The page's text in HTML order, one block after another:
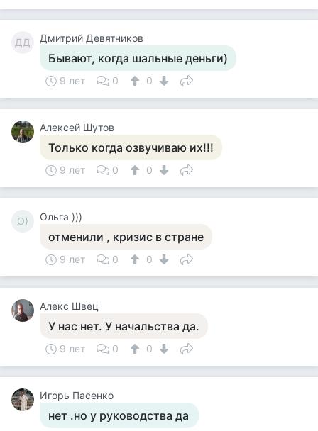
ДД Дмитрий Девятников
Бывают, когда шальные деньги)
9 лет 0 0
Алексей Шутов
Только когда озвучиваю их!!!
9 лет 0 0
О) Ольга )))
отменили , кризис в стране
9 лет 0 0
Алекс Швец
У нас нет. У начальства да.
9 лет 0 0
Игорь Пасенко
нет .но у руководства да